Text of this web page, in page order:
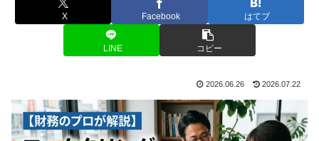
X Facebook はてブ
LINE コピー
2026.06.26 2026.07.22